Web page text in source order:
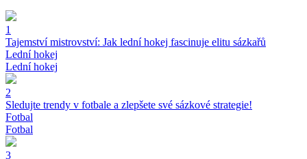
1
Tajemství mistrovství: Jak lední hokej fascinuje elitu sázkařů
Lední hokej
Lední hokej
2
Sledujte trendy v fotbale a zlepšete své sázkové strategie!
Fotbal
Fotbal
3